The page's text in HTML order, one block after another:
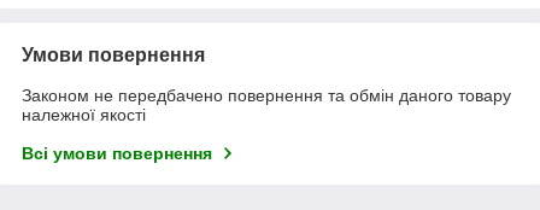
Умови повернення
Законом не передбачено повернення та обмін даного товару
належної якості
Всі умови повернення